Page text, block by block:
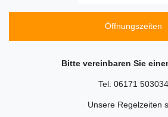
Öffnungszeiten
Bitte vereinbaren Sie
Tel. 06171 503034
Unsere Regelzeiten